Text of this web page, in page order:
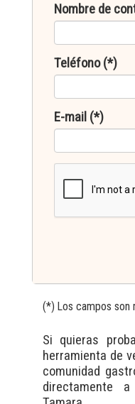
Nombre de
Teléfono (*)
E-mail (*)
(*) Los campos son
Si quieras
herramienta de
comunidad
directamente